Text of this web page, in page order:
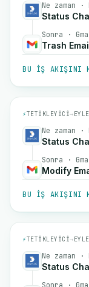
Ne zaman
Status
Sonra ·
Trash
BU IŞ AKIŞINI
⚡TETIKLEYICI→
Ne zaman
Status
Sonra ·
Modify
BU IŞ AKIŞINI
⚡TETIKLEYICI→
Ne zaman
Status